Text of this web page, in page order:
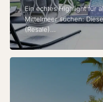
Ein echtes Highlight für
Mittelmeer suchen:
(Resale)...